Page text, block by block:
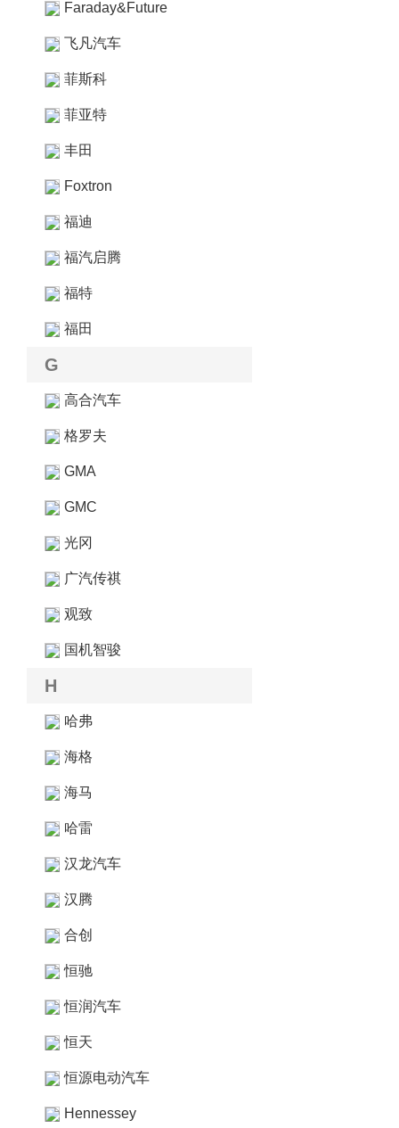
Faraday&Future
飞凡汽车
菲斯科
菲亚特
丰田
Foxtron
福迪
福汽启腾
福特
福田
G
高合汽车
格罗夫
GMA
GMC
光冈
广汽传祺
观致
国机智骏
H
哈弗
海格
海马
哈雷
汉龙汽车
汉腾
合创
恒驰
恒润汽车
恒天
恒源电动汽车
Hennessey